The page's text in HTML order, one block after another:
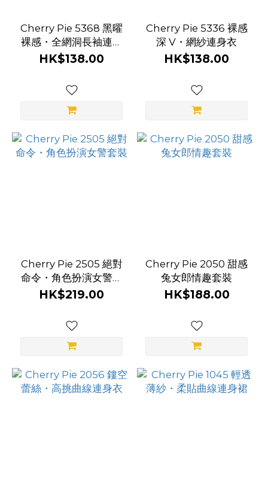
Cherry Pie 5368 黑曜
裸感・全網洞長袖連身
衣
HK$138.00
Cherry Pie 5336 裸感
深 V・網紗連身衣
HK$138.00
Cherry Pie 2505 絕對
命令・角色扮演女警套
裝
HK$219.00
Cherry Pie 2050 甜感
兔女郎情趣套裝
HK$188.00